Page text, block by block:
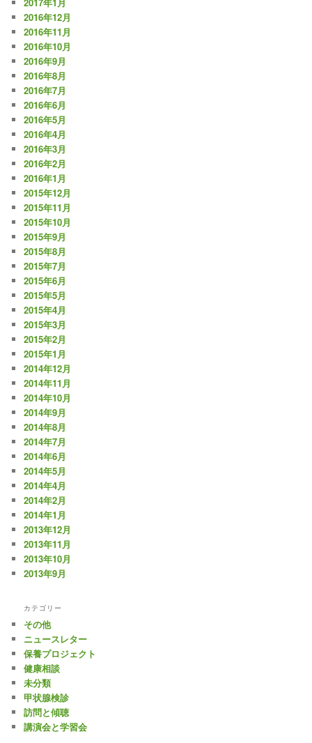
2016年12月
2016年11月
2016年10月
2016年9月
2016年8月
2016年7月
2016年6月
2016年5月
2016年4月
2016年3月
2016年2月
2016年1月
2015年12月
2015年11月
2015年10月
2015年9月
2015年8月
2015年7月
2015年6月
2015年5月
2015年4月
2015年3月
2015年2月
2015年1月
2014年12月
2014年11月
2014年10月
2014年9月
2014年8月
2014年7月
2014年6月
2014年5月
2014年4月
2014年2月
2014年1月
2013年12月
2013年11月
2013年10月
2013年9月
カテゴリー
その他
ニュースレター
保養プロジェクト
健康相談
未分類
甲状腺検診
訪問と傾聴
講演会と学習会